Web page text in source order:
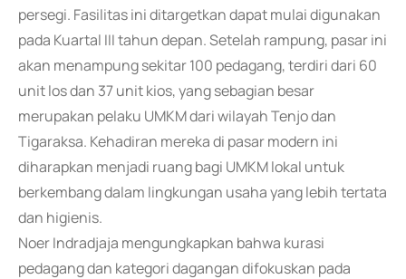
persegi. Fasilitas ini ditargetkan dapat mulai digunakan
pada Kuartal III tahun depan. Setelah rampung, pasar ini
akan menampung sekitar 100 pedagang, terdiri dari 60
unit los dan 37 unit kios, yang sebagian besar
merupakan pelaku UMKM dari wilayah Tenjo dan
Tigaraksa. Kehadiran mereka di pasar modern ini
diharapkan menjadi ruang bagi UMKM lokal untuk
berkembang dalam lingkungan usaha yang lebih tertata
dan higienis.
Noer Indradjaja mengungkapkan bahwa kurasi
pedagang dan kategori dagangan difokuskan pada